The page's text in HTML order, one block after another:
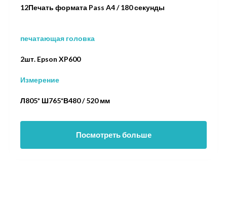
12Печать формата Pass A4 / 180 секунды
печатающая головка
2шт. Epson XP600
Измерение
Л805* Ш765*В480 / 520 мм
Посмотреть больше